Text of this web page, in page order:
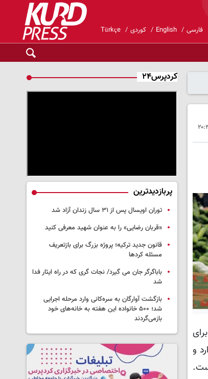
فارسی English کوردی Türkçe
و
کردپرس۲۴
پربازدیدترین
توران اویسال پس از ۳۱ سال زندان آزاد شد
«قربان رضایی» را به عنوان شهید معرفی کنید
قانون جدید ترکیه؛ پروژه بزرگ‌ برای بازتعریف
مسئله کردها
باباگرگر جان می گیرد/ نجات گری که در راه ایثار فدا
شد
بازگشت آوارگان به سره‌کانی وارد مرحله اجرایی
شد؛ ۵۰۰ خانواده این هفته به خانه‌های خود
بازمی‌گردند